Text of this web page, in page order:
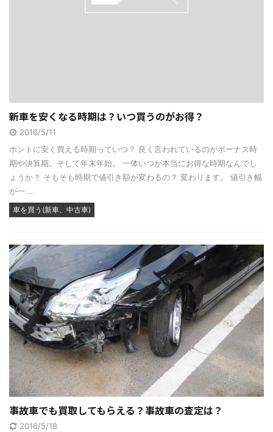
新車を安くなる時期は？いつ買うのがお得？
2016/5/11
ホントに安く買える時期っていつ？ 良く言われているのがボーナス時
期や決算期。そして年末年始。 一体いつが本当にお得な時期なんでし
ょうか？ そもそも時期で値引き額が変わるの？ 変わります。 値引き幅
が一 ...
車を買う(新車、中古車)
事故車でも買取してもらえる？事故車の査定は？
2016/5/18